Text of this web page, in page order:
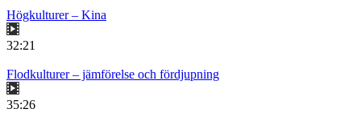
Högkulturer – Kina
32:21
Flodkulturer – jämförelse och fördjupning
35:26